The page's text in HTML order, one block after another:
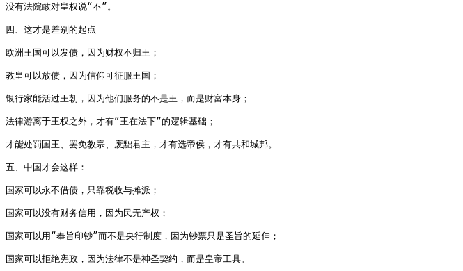
没有法院敢对皇权说“不”。
四、这才是差别的起点
欧洲王国可以发债，因为财权不归王；
教皇可以放债，因为信仰可征服王国；
银行家能活过王朝，因为他们服务的不是王，而是财富本身；
法律游离于王权之外，才有“王在法下”的逻辑基础；
才能处罚国王、罢免教宗、废黜君主，才有选帝侯，才有共和城邦。
五、中国才会这样：
国家可以永不借债，只靠税收与摊派；
国家可以没有财务信用，因为民无产权；
国家可以用“奉旨印钞”而不是央行制度，因为钞票只是圣旨的延伸；
国家可以拒绝宪政，因为法律不是神圣契约，而是皇帝工具。